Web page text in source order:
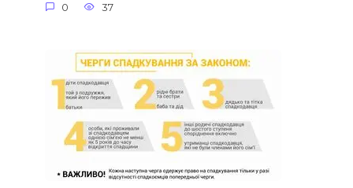
0 37